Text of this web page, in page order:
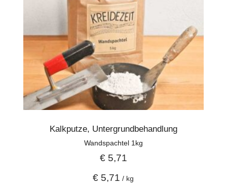
Marmorkörnung, Marmormehl, Kreide,
Marmorkalkhydrat, Cellulose,
Methylcellulose
Kalkputze, Untergrundbehandlung
Wandspachtel 1kg
€5,71
€ 5,71 / kg